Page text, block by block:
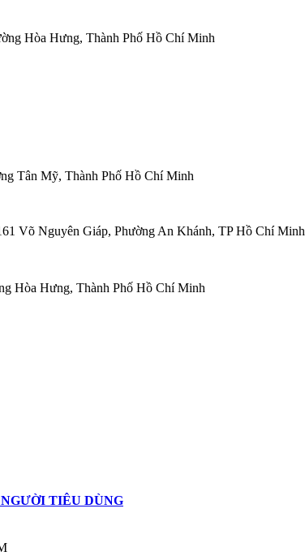
Hòa Hưng, Thành Phố Hồ Chí Minh
Tân Mỹ, Thành Phố Hồ Chí Minh
Võ Nguyên Giáp, Phường An Khánh, TP Hồ Chí Minh
Hòa Hưng, Thành Phố Hồ Chí Minh
TIÊU DÙNG